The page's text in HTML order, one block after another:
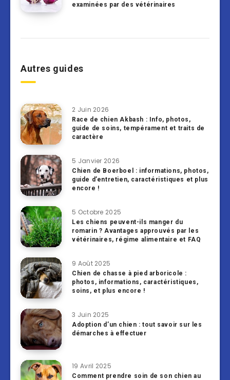
examinées par des vétérinaires
Autres guides
2 Juin 2026
Race de chien Akbash : Info, photos,
guide de soins, tempérament et traits de
caractère
5 Janvier 2026
Chien de Boerboel : informations, photos,
guide d’entretien, caractéristiques et plus
encore !
5 Octobre 2025
Les chiens peuvent-ils manger du
romarin ? Avantages approuvés par les
vétérinaires, régime alimentaire et FAQ
9 Août 2025
Chien de chasse à pied arboricole :
photos, informations, caractéristiques,
soins, et plus encore !
3 Juin 2025
Adoption d’un chien : tout savoir sur les
démarches à effectuer
19 Avril 2025
Comment prendre soin de son chien au